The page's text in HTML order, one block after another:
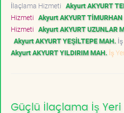
İlaçlama Hizmeti Akyurt AKYURT
Hizmeti Akyurt AKYURT
Hizmeti Akyurt AKYURT UZUNLAR
Akyurt AKYURT YEŞİLTEPE MAH.
Akyurt AKYURT YILDIRIM MAH. İş
Güçlü İlaçlama İş